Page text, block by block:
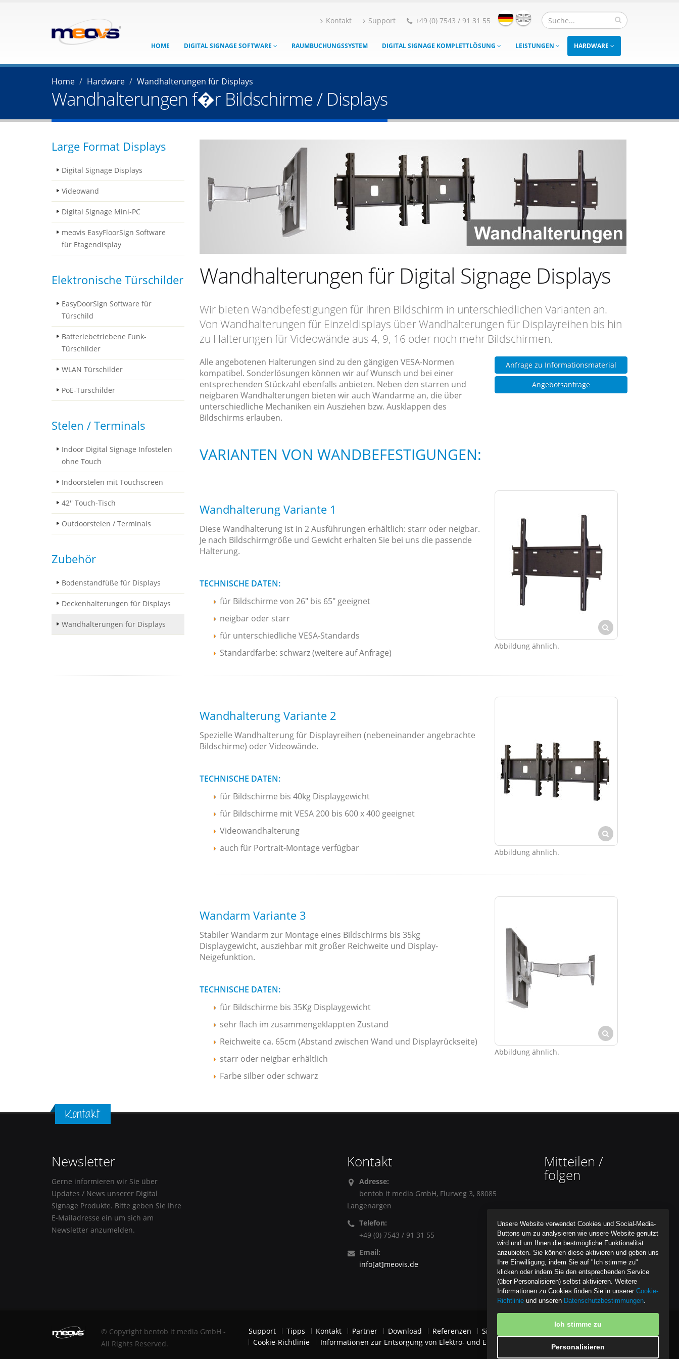
Kontakt Support +49 (0) 7543 / 91 31 55
HOME DIGITAL SIGNAGE SOFTWARE RAUMBUCHUNGSSYSTEM DIGITAL SIGNAGE KOMPLETTLÖSUNG LEISTUNGEN HARDWARE
Home Hardware Wandhalterungen für Displays
Wandhalterungen f�r Bildschirme / Displays
Large Format Displays
Digital Signage Displays
Videowand
Digital Signage Mini-PC
meovis EasyFloorSign Software
für Etagendisplay
Elektronische Türschilder
EasyDoorSign Software für
Türschild
Batteriebetriebene Funk-
Türschilder
WLAN Türschilder
PoE-Türschilder
Stelen / Terminals
Indoor Digital Signage Infostelen
ohne Touch
Indoorstelen mit Touchscreen
42'' Touch-Tisch
Outdoorstelen / Terminals
Zubehör
Bodenstandfüße für Displays
Deckenhalterungen für Displays
Wandhalterungen für Displays
Wandhalterungen für Digital Signage Displays
Wir bieten Wandbefestigungen für Ihren Bildschirm in unterschiedlichen Varianten an.
Von Wandhalterungen für Einzeldisplays über Wandhalterungen für Displayreihen bis hin
zu Halterungen für Videowände aus 4, 9, 16 oder noch mehr Bildschirmen.
Alle angebotenen Halterungen sind zu den gängigen VESA-Normen
kompatibel. Sonderlösungen können wir auf Wunsch und bei einer
entsprechenden Stückzahl ebenfalls anbieten. Neben den starren und
neigbaren Wandhalterungen bieten wir auch Wandarme an, die über
unterschiedliche Mechaniken ein Ausziehen bzw. Ausklappen des
Bildschirms erlauben.
Anfrage zu Informationsmaterial
Angebotsanfrage
VARIANTEN VON WANDBEFESTIGUNGEN:
Wandhalterung Variante 1
Diese Wandhalterung ist in 2 Ausführungen erhältlich: starr oder neigbar.
Je nach Bildschirmgröße und Gewicht erhalten Sie bei uns die passende
Halterung.
TECHNISCHE DATEN:
für Bildschirme von 26" bis 65" geeignet
neigbar oder starr
für unterschiedliche VESA-Standards
Standardfarbe: schwarz (weitere auf Anfrage)
Abbildung ähnlich.
Wandhalterung Variante 2
Spezielle Wandhalterung für Displayreihen (nebeneinander angebrachte
Bildschirme) oder Videowände.
TECHNISCHE DATEN:
für Bildschirme bis 40kg Displaygewicht
für Bildschirme mit VESA 200 bis 600 x 400 geeignet
Videowandhalterung
auch für Portrait-Montage verfügbar
Abbildung ähnlich.
Wandarm Variante 3
Stabiler Wandarm zur Montage eines Bildschirms bis 35kg
Displaygewicht, ausziehbar mit großer Reichweite und Display-
Neigefunktion.
TECHNISCHE DATEN:
für Bildschirme bis 35Kg Displaygewicht
sehr flach im zusammengeklappten Zustand
Reichweite ca. 65cm (Abstand zwischen Wand und Displayrückseite)
starr oder neigbar erhältlich
Farbe silber oder schwarz
Abbildung ähnlich.
Kontakt
Newsletter
Gerne informieren wir Sie über
Updates / News unserer Digital
Signage Produkte. Bitte geben Sie Ihre
E-Mailadresse ein um sich am
Newsletter anzumelden.
Kontakt
Adresse:
bentob it media GmbH, Flurweg 3, 88085
Langenargen
Telefon:
+49 (0) 7543 / 91 31 55
Email:
info[at]meovis.de
Mitteilen /
folgen
© Copyright bentob it media GmbH -
All Rights Reserved.
Support Tipps Kontakt Partner Download Referenzen Sitemap
Cookie-Richtlinie
Informationen zur Entsorgung von Elektro- und Elektronikgeräten Impressum
Unsere Website verwendet Cookies und Social-Media-
Buttons um zu analysieren wie unsere Website genutzt
wird und um Ihnen die bestmögliche Funktionalität
anzubieten. Sie können diese aktivieren und geben uns
Ihre Einwilligung, indem Sie auf "Ich stimme zu"
klicken oder indem Sie den entsprechenden Service
(über Personalisieren) selbst aktivieren. Weitere
Informationen zu Cookies finden Sie in unserer Cookie-
Richtlinie und unseren Datenschutzbestimmungen.
Ich stimme zu
Personalisieren